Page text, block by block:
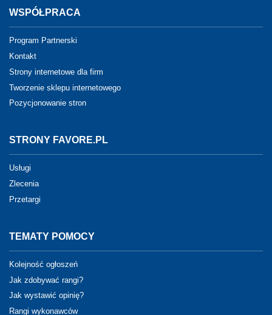
WSPÓŁPRACA
Program Partnerski
Kontakt
Strony internetowe dla firm
Tworzenie sklepu internetowego
Pozycjonowanie stron
STRONY FAVORE.PL
Usługi
Zlecenia
Przetargi
TEMATY POMOCY
Kolejność ogłoszeń
Jak zdobywać rangi?
Jak wystawić opinię?
Rangi wykonawców